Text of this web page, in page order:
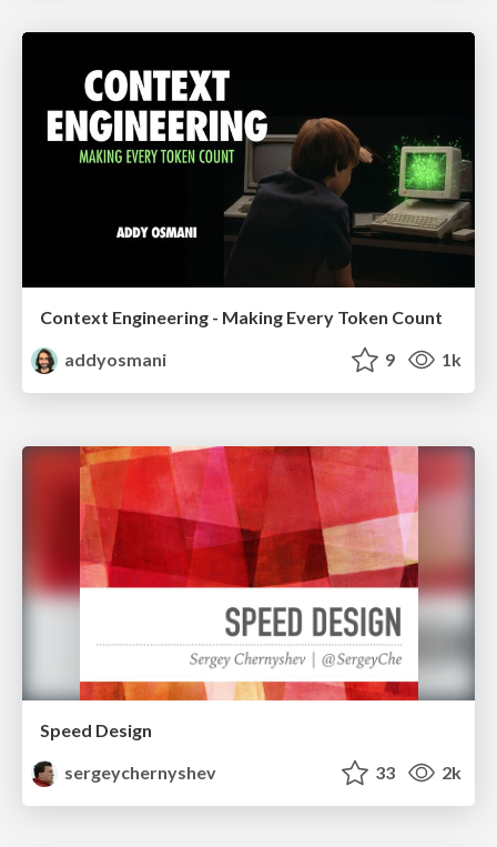
Context Engineering - Making Every Token Count
addyosmani
9 1k
Speed Design
sergeychernyshev
33 2k